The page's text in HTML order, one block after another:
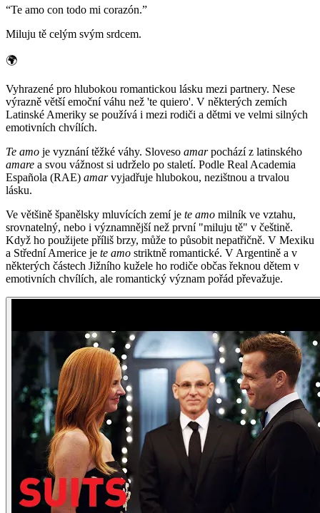
“Te amo con todo mi corazón.”
Miluju tě celým svým srdcem.
🌍
Vyhrazené pro hlubokou romantickou lásku mezi partnery. Nese
výrazně větší emoční váhu než 'te quiero'. V některých zemích
Latinské Ameriky se používá i mezi rodiči a dětmi ve velmi silných
emotivních chvílích.
Te amo je vyznání těžké váhy. Sloveso amarpochází z latinského
amare a svou vážnost si udrželo po staletí. Podle Real Academia
Española (RAE) amarvyjadřuje hlubokou, nezištnou a trvalou
lásku.
Ve většině španělsky mluvících zemí je te amo milník ve vztahu,
srovnatelný, nebo i významnější než první "miluju tě" v češtině.
Když ho použijete příliš brzy, může to působit nepatřičně. V Mexiku
a Střední Americe je te amo striktně romantické. V Argentině a v
některých částech Jižního kužele ho rodiče občas řeknou dětem v
emotivních chvílích, ale romantický význam pořád převažuje.